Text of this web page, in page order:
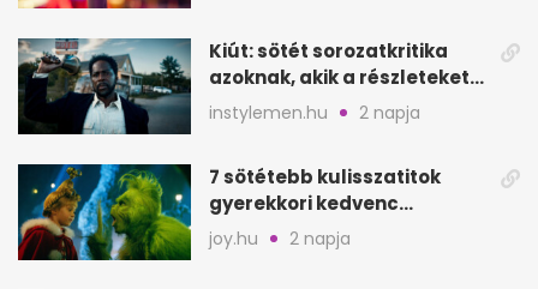
Kiút: sötét sorozatkritika
azoknak, akik a részleteket
keresik
instylemen.hu 2 napja
7 sötétebb kulisszatitok
gyerekkori kedvenc
filmjeinkről a Joy szerint
joy.hu 2 napja